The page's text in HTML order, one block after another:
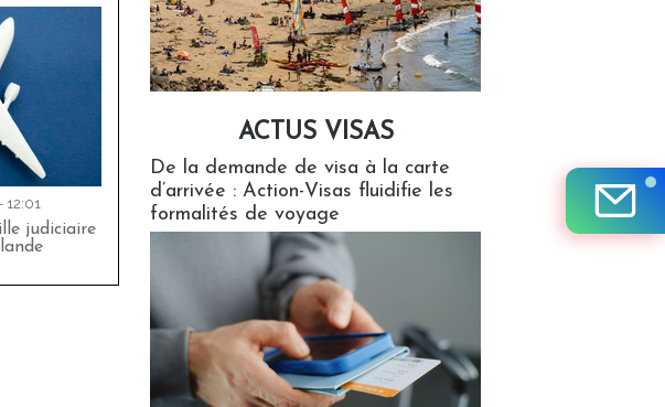
12:01
judiciaire
ACTUS VISAS
De la demande de visa à la carte
d’arrivée : Action-Visas fluidifie les
formalités de voyage